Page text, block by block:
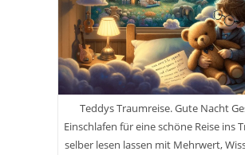
Kinder
Zum
Einschlafen
Für
Eine
Schöne
Reise
Ins
Traumland
Teddys Traumreise. Gute Nacht
Einschlafen für eine schöne Reise ins
selber lesen lassen mit Mehrwert,